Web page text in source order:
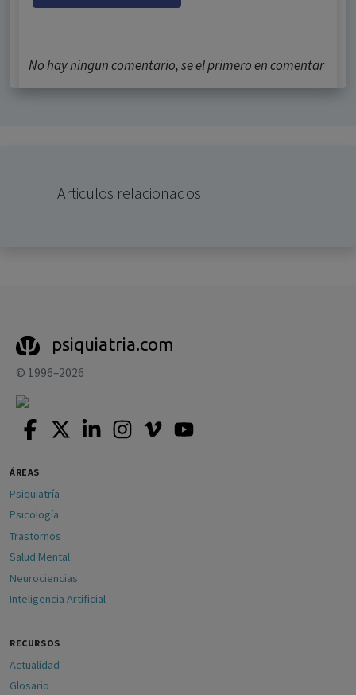
No hay ningun comentario, se el primero en comentar
Articulos relacionados
psiquiatria.com
© 1996–2026
ÁREAS
Psiquiatría
Psicología
Trastornos
Salud Mental
Neurociencias
Inteligencia Artificial
RECURSOS
Actualidad
Glosario